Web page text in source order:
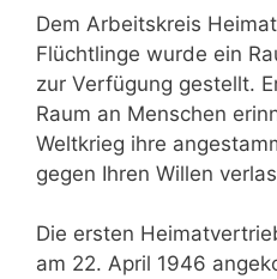
Dem Arbeitskreis
Flüchtlinge wurde ein
zur Verfügung gestellt.
Raum an Menschen
Weltkrieg ihre
gegen Ihren Willen
Die ersten
am 22. April 1946